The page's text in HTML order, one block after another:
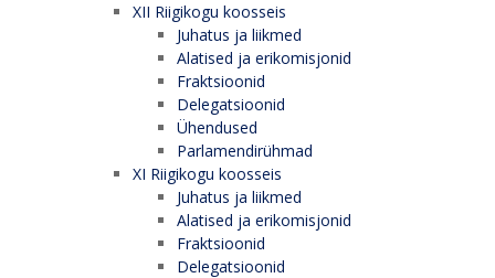
XII Riigikogu koosseis
Juhatus ja liikmed
Alatised ja erikomisjonid
Fraktsioonid
Delegatsioonid
Ühendused
Parlamendirühmad
XI Riigikogu koosseis
Juhatus ja liikmed
Alatised ja erikomisjonid
Fraktsioonid
Delegatsioonid